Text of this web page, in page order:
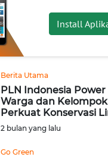
Install
Berita Utama
PLN Indonesia
Warga dan
Perkuat Konservasi
2 bulan yang lalu
Go Green